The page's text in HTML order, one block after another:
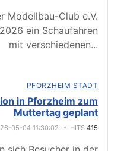
Modellbau-Club e.V.
ein Schaufahren
mit verschiedenen...
PFORZHEIM STADT
in Pforzheim zum
Muttertag geplant
05-04 11:30:02 HITS 415